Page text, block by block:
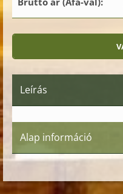
Leírás
Alap információ